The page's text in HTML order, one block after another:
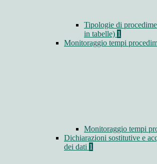
Tipologie di
in tabelle) 1
Monitoraggio tempi
Monitoraggio tempi
Dichiarazioni sostitutive e
dei dati 1